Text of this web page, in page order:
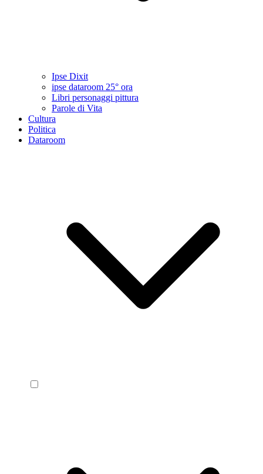
Ipse Dixit
ipse dataroom 25° ora
Libri personaggi pittura
Parole di Vita
Cultura
Politica
Dataroom